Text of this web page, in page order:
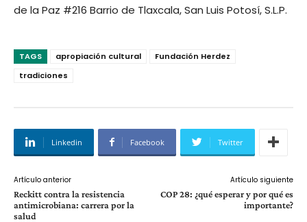
de la Paz #216 Barrio de Tlaxcala, San Luis Potosí, S.L.P.
TAGS apropiación cultural
Fundación Herdez
tradiciones
Linkedin Facebook Twitter
Artículo anterior
Reckitt contra la resistencia
antimicrobiana: carrera por la
salud
Artículo siguiente
COP 28: ¿qué esperar y por qué es
importante?